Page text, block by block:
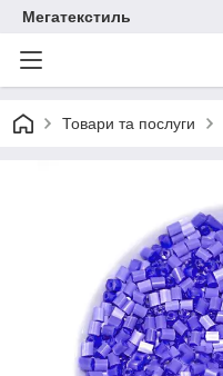
Мегатекстиль
Товари та послуги